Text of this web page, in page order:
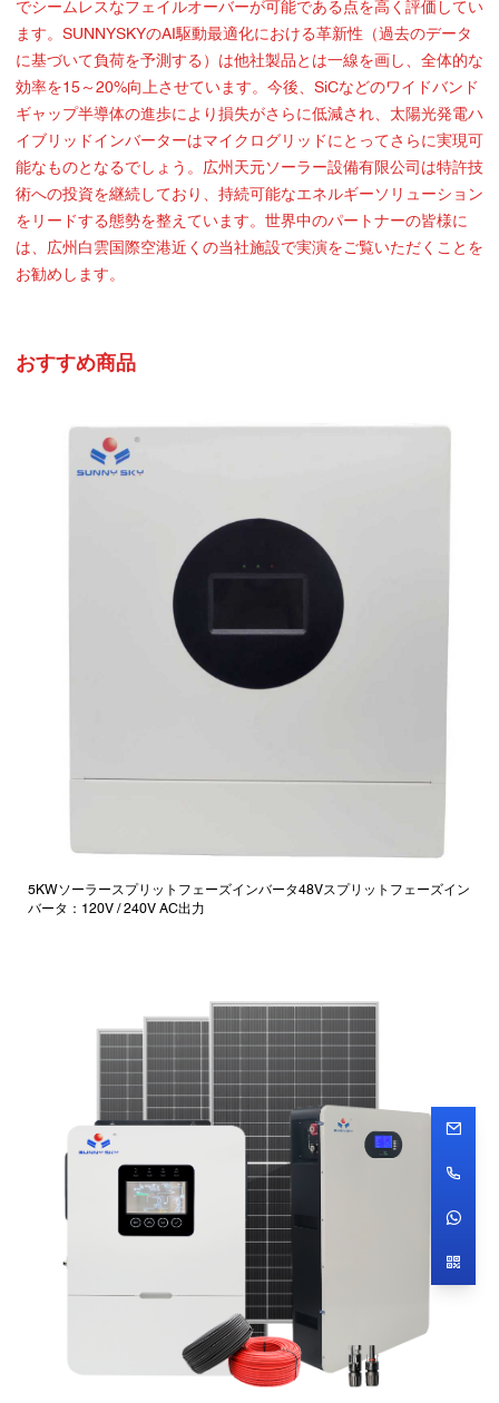
でシームレスなフェイルオーバーが可能である点を高く評価してい
ます。SUNNYSKYのAI駆動最適化における革新性（過去のデータ
に基づいて負荷を予測する）は他社製品とは一線を画し、全体的な
効率を15～20%向上させています。今後、SiCなどのワイドバンド
ギャップ半導体の進歩により損失がさらに低減され、太陽光発電ハ
イブリッドインバーターはマイクログリッドにとってさらに実現可
能なものとなるでしょう。広州天元ソーラー設備有限公司は特許技
術への投資を継続しており、持続可能なエネルギーソリューション
をリードする態勢を整えています。世界中のパートナーの皆様に
は、広州白雲国際空港近くの当社施設で実演をご覧いただくことを
お勧めします。
おすすめ商品
5KWソーラースプリットフェーズインバータ48Vスプリットフェーズイン
バータ：120V / 240V AC出力